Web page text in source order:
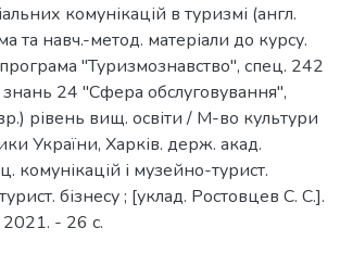
комунікацій в туризмі (англ.
та навч.-метод. матеріали до курсу.
"Туризмознавство", спец. 242
24 "Сфера обслуговування",
рівень вищ. освіти / М-во культури
України, Харків. держ. акад.
комунікацій і музейно-турист.
бізнесу ; [уклад. Ростовцев С. С.].
- 26 с.